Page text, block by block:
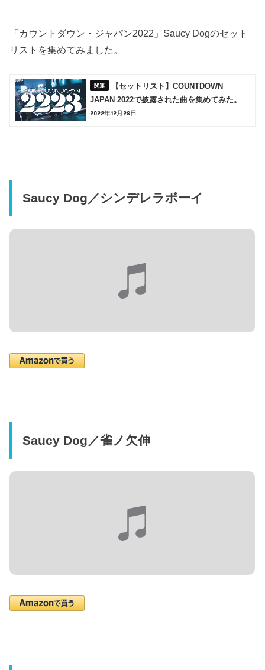
「カウントダウン・ジャパン2022」Saucy Dogのセット
リストを集めてみました。
【セットリスト】COUNTDOWN
JAPAN 2022で披露された曲を集めてみた。
2022年12月28日
Saucy Dog／シンデレラボーイ
Saucy Dog／雀ノ欠伸